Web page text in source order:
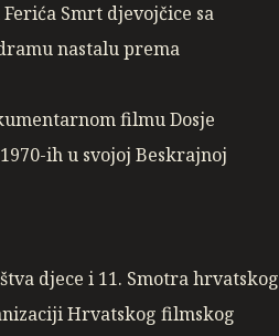
Smrt djevojčice sa
nastalu prema
filmu Dosje
ih u svojoj Beskrajnoj
djece i 11. Smotra hrvatskog
Hrvatskog filmskog